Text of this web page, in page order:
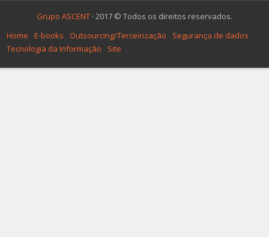
Grupo ASCENT · 2017 © Todos os direitos reservados.
Home
E-books Outsourcing/Terceirização
Segurança de dados
Tecnologia da Informação
Site